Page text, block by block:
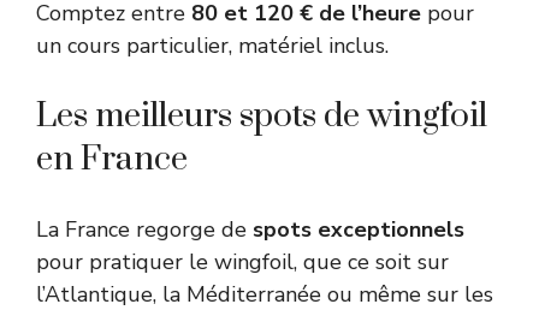
Comptez entre 80 et 120 € de l’heure pour
un cours particulier, matériel inclus.
Les meilleurs spots de wingfoil
en France
La France regorge de spots exceptionnels
pour pratiquer le wingfoil, que ce soit sur
l’Atlantique, la Méditerranée ou même sur les